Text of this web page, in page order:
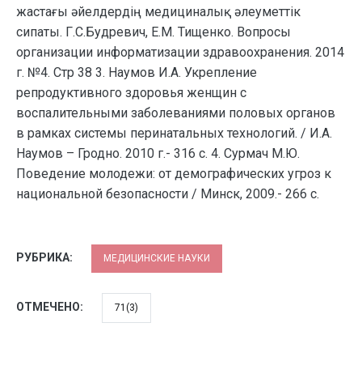
жастағы әйелдердің медициналық әлеуметтік
сипаты. Г.С.Будревич, Е.М. Тищенко. Вопросы
организации информатизации здравоохранения. 2014
г. №4. Стр 38 3. Наумов И.А. Укрепление
репродуктивного здоровья женщин с
воспалительными заболеваниями половых органов
в рамках системы перинатальных технологий. / И.А.
Наумов – Гродно. 2010 г.- 316 с. 4. Сурмач М.Ю.
Поведение молодежи: от демографических угроз к
национальной безопасности / Минск, 2009.- 266 с.
РУБРИКА: МЕДИЦИНСКИЕ НАУКИ
ОТМЕЧЕНО: 71(3)